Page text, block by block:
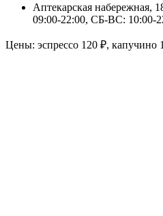
Аптекарская набережная,
09:00-22:00, СБ-ВС: 10:00-
Цены: эспрессо 120 ₽, капучино